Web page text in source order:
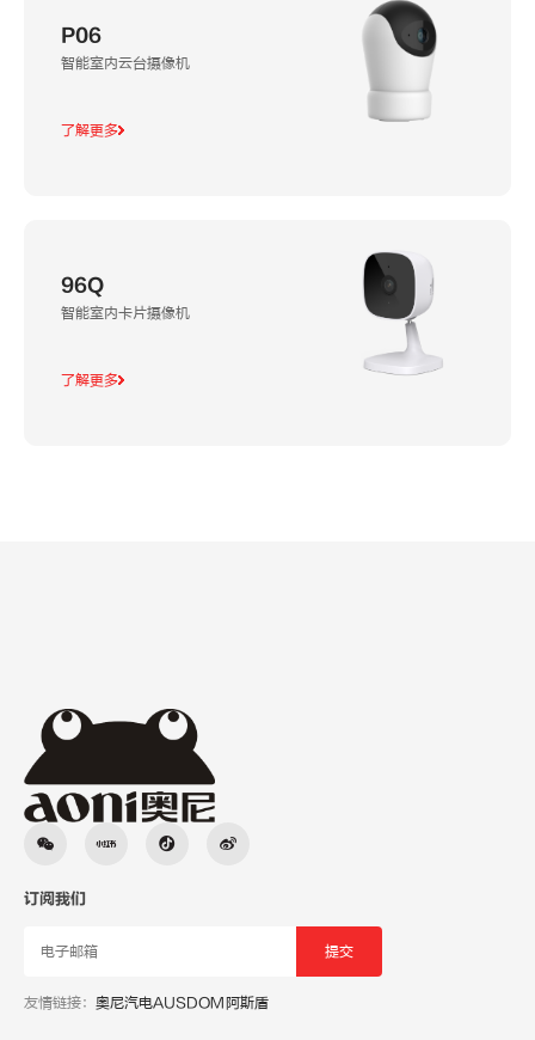
P06
智能室内云台摄像机
了解更多
96Q
智能室内卡片摄像机
了解更多
订阅我们
友情链接： 奥尼汽电AUSDOM阿斯盾